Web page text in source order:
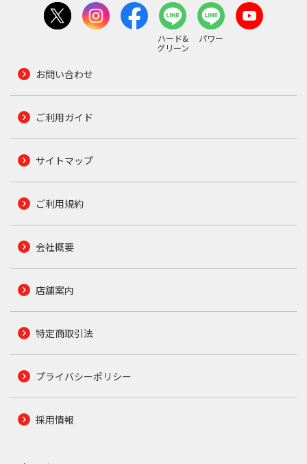
ハード&
グリーン
パワー
お問い合わせ
ご利用ガイド
サイトマップ
ご利用規約
会社概要
店舗案内
特定商取引法
プライバシーポリシー
採用情報